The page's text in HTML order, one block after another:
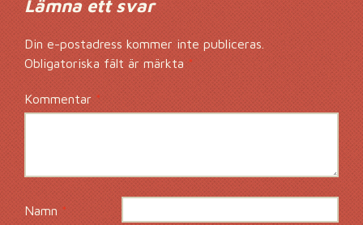
Lämna ett svar
Din e-postadress kommer inte publiceras.
Obligatoriska fält är märkta*
Kommentar*
Namn *